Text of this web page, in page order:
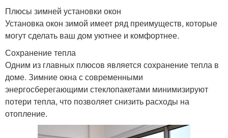
Плюсы зимней установки окон
Установка окон зимой имеет ряд преимуществ, которые
могут сделать ваш дом уютнее и комфортнее.
Сохранение тепла
Одним из главных плюсов является сохранение тепла в
доме. Зимние окна с современными
энергосберегающими стеклопакетами минимизируют
потери тепла, что позволяет снизить расходы на
отопление.